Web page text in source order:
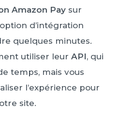
Amazon Paysur
d’intégration
quelques minutes.
utiliser leur API, qui
temps, mais vous
l’expérience pour
site.